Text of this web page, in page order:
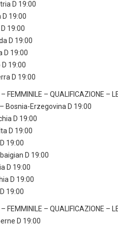
D 19:00
D 19:00
19:00
D 19:00
D 19:00
19:00
D 19:00
– FEMMINILE – QUALIFICAZIONE –
Bosnia-Erzegovina D 19:00
D 19:00
D 19:00
19:00
D 19:00
D 19:00
D 19:00
19:00
– FEMMINILE – QUALIFICAZIONE –
D 19:00